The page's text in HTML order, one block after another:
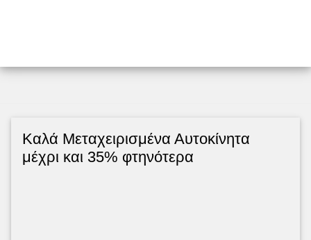
Kαλά Μεταχειρισμένα Αυτοκίνητα
μέχρι και 35% φτηνότερα